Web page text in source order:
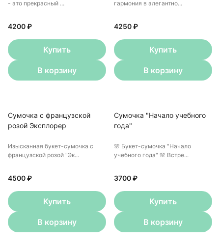
- это прекрасный ...
4200 ₽
Купить
В корзину
гармония в элегантно...
4250 ₽
Купить
В корзину
Сумочка с французской
розой Эксплорер
Изысканная букет-сумочка с
французской розой "Эк...
4500 ₽
Купить
В корзину
Сумочка "Начало учебного
года"
🌸 Букет-сумочка "Начало
учебного года" 🌸 Встре...
3700 ₽
Купить
В корзину